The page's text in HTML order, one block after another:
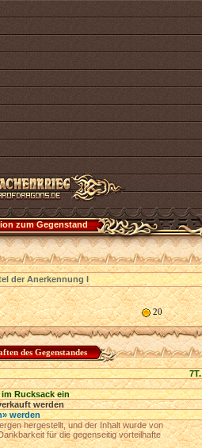
zum Gegenstand
der Anerkennung I
20
des Gegenstandes
7T.
Rucksack ein
werden
werden
hergestellt, und der Inhalt wurde von
für die gegenseitig vorteilhafte